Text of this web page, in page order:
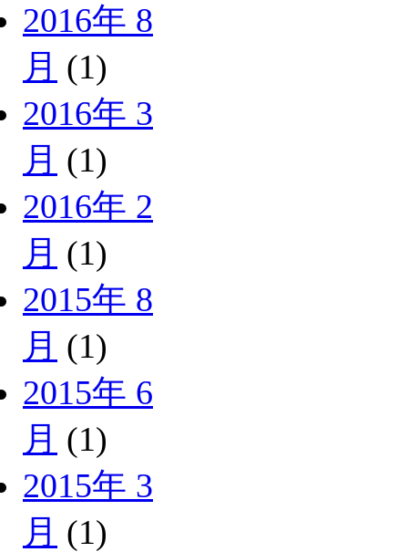
2016年 8
月 (1)
2016年 3
月 (1)
2016年 2
月 (1)
2015年 8
月 (1)
2015年 6
月 (1)
2015年 3
月 (1)